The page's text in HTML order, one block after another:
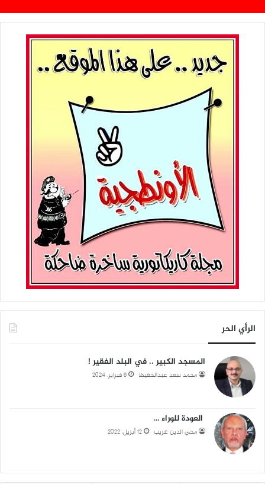
الرأي الحر
المسجد الكبير .. في البلد الفقير !
محمد سعد عبدالحفيظ 6 فبراير، 2024
العودة للوراء …
محي الدين غريب 12 أبريل، 2022